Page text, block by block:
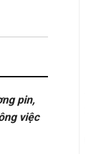
pin,
việc